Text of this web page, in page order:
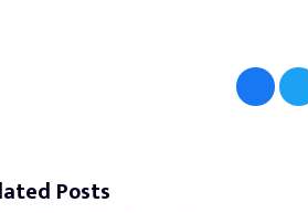
Posts